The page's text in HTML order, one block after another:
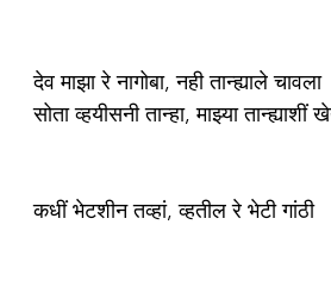
देव माझा रे नागोबा, नही तान्ह्याले चावला
सोता व्हयीसनी तान्हा, माझ्या तान्ह्याशीं
कधीं भेटशीन तव्हां, व्हतील रे भेटी गांठी